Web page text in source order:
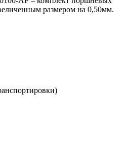
размером на 0,50мм.